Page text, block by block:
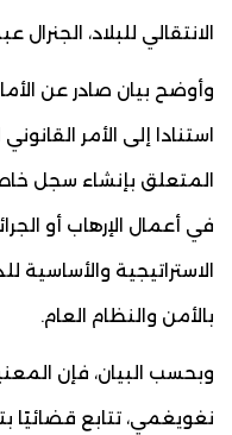
الانتقالي للبلاد،
وأوضح بيان صادر عن
المتعلق بإنشاء سجل
في أعمال الإرهاب أو
الاستراتيجية والأساسية
بالأمن والنظام العام.
نغويغمي، تتابع قضائيًا